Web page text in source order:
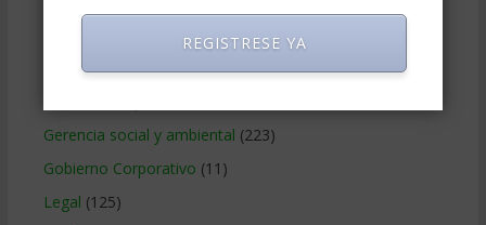
(454)
Estrategia Empresarial(304)
Gerencia social y ambiental (223)
Gobierno Corporativo (11)
Legal (125)
REGISTRESE YA